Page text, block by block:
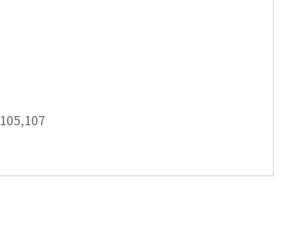
105,107